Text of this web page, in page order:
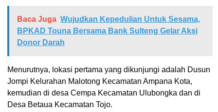
Baca Juga Wujudkan Kepedulian Untuk Sesama,
BPKAD Touna Bersama Bank Sulteng Gelar Aksi
Donor Darah
Menurutnya, lokasi pertama yang dikunjungi adalah Dusun
Jompi Kelurahan Malotong Kecamatan Ampana Kota,
kemudian di desa Cempa Kecamatan Ulubongka dan di
Desa Betaua Kecamatan Tojo.